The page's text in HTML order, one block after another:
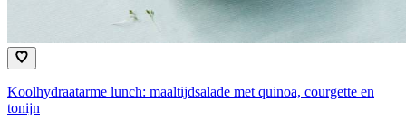
Koolhydraatarme lunch: maaltijdsalade met quinoa, courgette en
tonijn